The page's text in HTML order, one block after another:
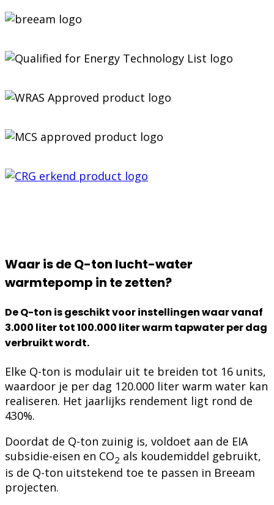
Waar is de Q-ton lucht-water
warmtepomp in te zetten?
De Q-ton is geschikt voor instellingen waar vanaf
3.000 liter tot 100.000 liter warm tapwater per dag
verbruikt wordt.
Elke Q-ton is modulair uit te breiden tot 16 units,
waardoor je per dag 120.000 liter warm water kan
realiseren. Het jaarlijks rendement ligt rond de
430%.
Doordat de Q-ton zuinig is, voldoet aan de EIA
subsidie-eisen en CO2 als koudemiddel gebruikt,
is de Q-ton uitstekend toe te passen in Breeam
projecten.